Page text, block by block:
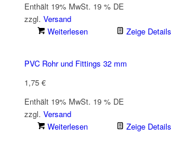
Enthält 19% MwSt. 19 % DE
zzgl. Versand
Weiterlesen
Zeige Details
PVC Rohr und Fittings 32 mm
1,75 €
Enthält 19% MwSt. 19 % DE
zzgl. Versand
Weiterlesen
Zeige Details